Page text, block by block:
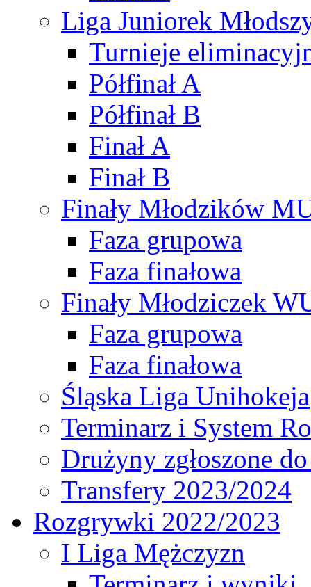
Liga Juniorek
Turnieje
Półfinał A
Półfinał B
Finał A
Finał B
Finały Młodzików
Faza grupowa
Faza finałowa
Finały Młodziczek
Faza grupowa
Faza finałowa
Śląska Liga Unihokeja
Terminarz i System
Drużyny zgłoszone
Transfery 2023/2024
Rozgrywki 2022/2023
I Liga Mężczyzn